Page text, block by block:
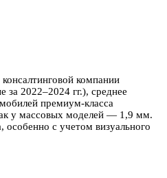
компании
2022–2024 гг.), среднее
премиум-класса
у массовых моделей — 1,9 мм.
особенно с учетом визуального